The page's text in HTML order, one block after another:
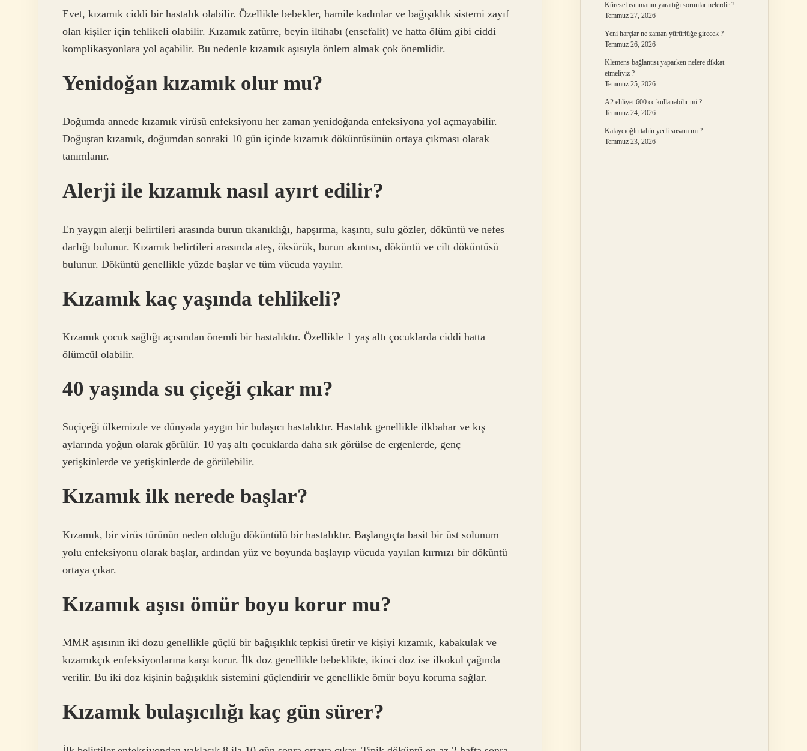
Evet, kızamık ciddi bir hastalık olabilir. Özellikle bebekler, hamile kadınlar ve bağışıklık sistemi zayıf
olan kişiler için tehlikeli olabilir. Kızamık zatürre, beyin iltihabı (ensefalit) ve hatta ölüm gibi ciddi
komplikasyonlara yol açabilir. Bu nedenle kızamık aşısıyla önlem almak çok önemlidir.
Yenidoğan kızamık olur mu?
Doğumda annede kızamık virüsü enfeksiyonu her zaman yenidoğanda enfeksiyona yol açmayabilir.
Doğuştan kızamık, doğumdan sonraki 10 gün içinde kızamık döküntüsünün ortaya çıkması olarak
tanımlanır.
Alerji ile kızamık nasıl ayırt edilir?
En yaygın alerji belirtileri arasında burun tıkanıklığı, hapşırma, kaşıntı, sulu gözler, döküntü ve nefes
darlığı bulunur. Kızamık belirtileri arasında ateş, öksürük, burun akıntısı, döküntü ve cilt döküntüsü
bulunur. Döküntü genellikle yüzde başlar ve tüm vücuda yayılır.
Kızamık kaç yaşında tehlikeli?
Kızamık çocuk sağlığı açısından önemli bir hastalıktır. Özellikle 1 yaş altı çocuklarda ciddi hatta
ölümcül olabilir.
40 yaşında su çiçeği çıkar mı?
Suçiçeği ülkemizde ve dünyada yaygın bir bulaşıcı hastalıktır. Hastalık genellikle ilkbahar ve kış
aylarında yoğun olarak görülür. 10 yaş altı çocuklarda daha sık görülse de ergenlerde, genç
yetişkinlerde ve yetişkinlerde de görülebilir.
Kızamık ilk nerede başlar?
Kızamık, bir virüs türünün neden olduğu döküntülü bir hastalıktır. Başlangıçta basit bir üst solunum
yolu enfeksiyonu olarak başlar, ardından yüz ve boyunda başlayıp vücuda yayılan kırmızı bir döküntü
ortaya çıkar.
Kızamık aşısı ömür boyu korur mu?
MMR aşısının iki dozu genellikle güçlü bir bağışıklık tepkisi üretir ve kişiyi kızamık, kabakulak ve
kızamıkçık enfeksiyonlarına karşı korur. İlk doz genellikle bebeklikte, ikinci doz ise ilkokul çağında
verilir. Bu iki doz kişinin bağışıklık sistemini güçlendirir ve genellikle ömür boyu koruma sağlar.
Kızamık bulaşıcılığı kaç gün sürer?
Küresel ısınmanın yarattığı sorunlar nelerdir ?
Temmuz 27, 2026
Yeni harçlar ne zaman yürürlüğe girecek ?
Temmuz 26, 2026
Klemens bağlantısı yaparken nelere dikkat
etmeliyiz ?
Temmuz 25, 2026
A2 ehliyet 600 cc kullanabilir mi ?
Temmuz 24, 2026
Kalaycıoğlu tahin yerli susam mı ?
Temmuz 23, 2026